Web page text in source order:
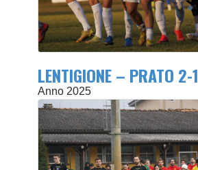
LENTIGIONE – PRATO 2-1
Anno 2025